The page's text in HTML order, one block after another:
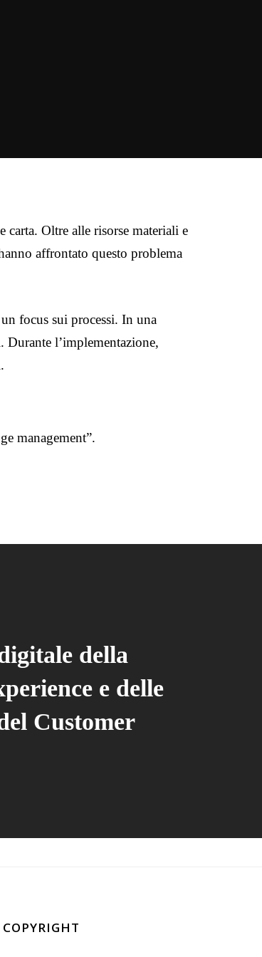
Oltre alle risorse materiali e
affrontato questo problema
focus sui processi. In una
l’implementazione,
management”.
della
e delle
Customer
COPYRIGHT